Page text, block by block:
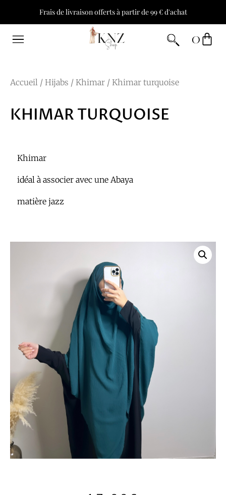
Frais de livraison offerts à partir de 99 € d'achat
0
Accueil / Hijabs / Khimar / Khimar turquoise
KHIMAR TURQUOISE
Khimar
idéal à associer avec une Abaya
matière jazz